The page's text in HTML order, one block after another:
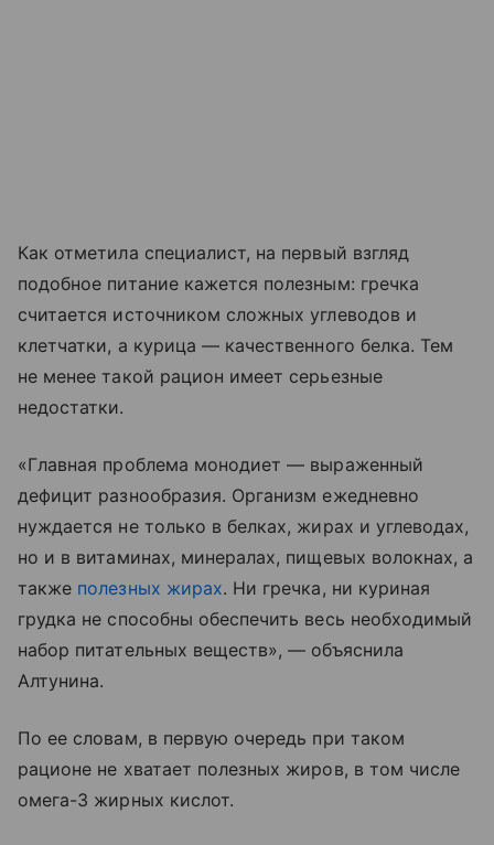
Как отметила специалист, на первый взгляд
подобное питание кажется полезным: гречка
считается источником сложных углеводов и
клетчатки, а курица — качественного белка. Тем
не менее такой рацион имеет серьезные
недостатки.
«Главная проблема монодиет — выраженный
дефицит разнообразия. Организм ежедневно
нуждается не только в белках, жирах и углеводах,
но и в витаминах, минералах, пищевых волокнах, а
также полезных жирах. Ни гречка, ни куриная
грудка не способны обеспечить весь необходимый
набор питательных веществ», — объяснила
Алтунина.
По ее словам, в первую очередь при таком
рационе не хватает полезных жиров, в том числе
омега-3 жирных кислот.